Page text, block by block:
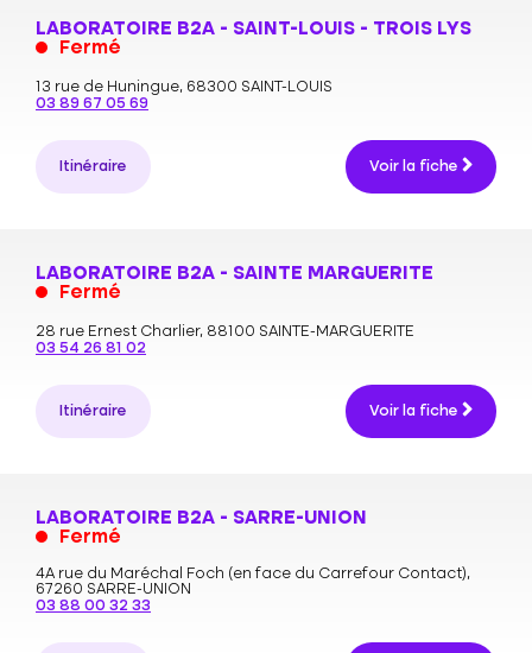
LABORATOIRE B2A - SAINT-LOUIS - TROIS LYS
Fermé
13 rue de Huningue, 68300 SAINT-LOUIS
03 89 67 05 69
Itinéraire Voir la fiche
LABORATOIRE B2A - SAINTE MARGUERITE
Fermé
28 rue Ernest Charlier, 88100 SAINTE-MARGUERITE
03 54 26 81 02
Itinéraire Voir la fiche
LABORATOIRE B2A - SARRE-UNION
Fermé
4A rue du Maréchal Foch (en face du Carrefour Contact),
67260 SARRE-UNION
03 88 00 32 33